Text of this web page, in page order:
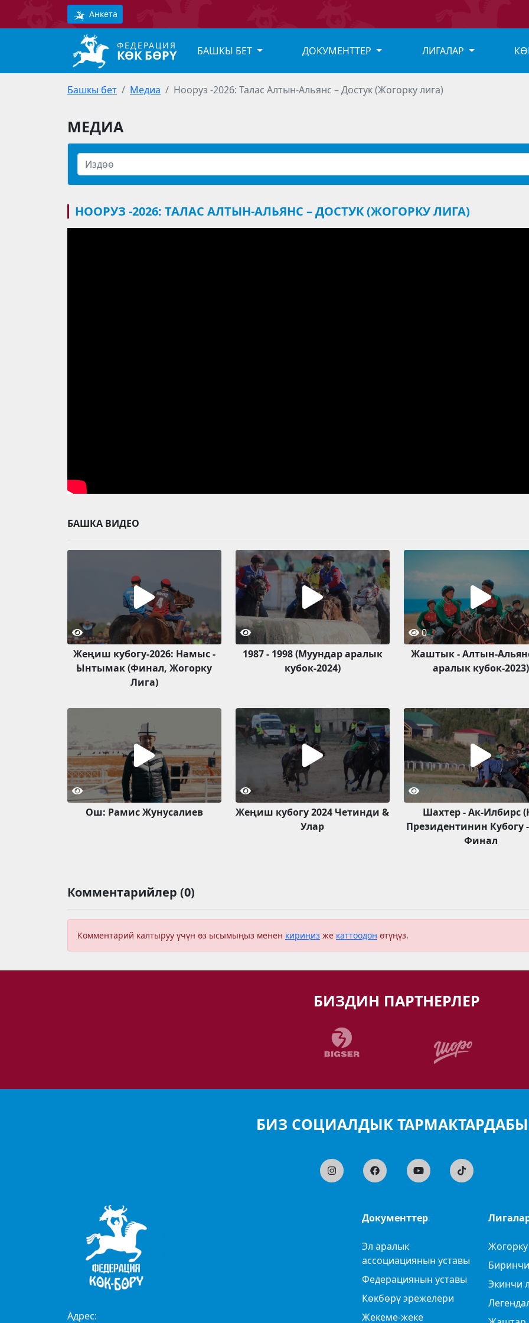
Анкета
ФЕДЕРАЦИЯ
КӨК БӨРҮ БАШКЫ БЕТ ДОКУМЕНТТЕР ЛИГАЛАР
Башкы бет Медиа Нооруз -2026: Талас Алтын-Альянс – Достук (Жогорку лига)
МЕДИА
НООРУЗ -2026: ТАЛАС АЛТЫН-АЛЬЯНС – ДОСТУК (ЖОГОРКУ ЛИГА)
БАШКА ВИДЕО
Жеңиш кубогу-2026: Намыс -
Ынтымак (Финал, Жогорку
Лига)
1987 - 1998 (Муундар аралык
кубок-2024)
0
Жаштык - Алтын-
аралык кубок-2023)
Ош: Рамис Жунусалиев
Жеңиш кубогу 2024 Четинди &
Улар
Шахтер - Ак-Илбирс
Президентинин Кубогу -
Финал
Комментарийлер (0)
Комментарий калтыруу үчүн өз ысымыңыз менен кириңиз же каттоодон өтүңүз.
БИЗДИН ПАРТНЕРЛЕР
БИЗ СОЦИАЛДЫК
Адрес:
Документтер
Эл аралык
ассоциациянын уставы
Федерациянын уставы
Көкбөрү эрежелери
Жекеме-жеке
Жогорку
Экинчи